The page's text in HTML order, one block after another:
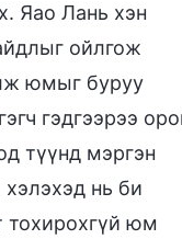
Яао Лань хэн
ойлгож
юмыг буруу
гэдгээрээ
түүнд мэргэн
нь би
тохирохгүй юм